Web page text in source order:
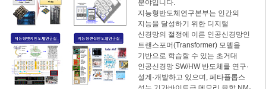
분야입니다.
지능형반도체연구본부는 인간의
지능을 달성하기 위한 디지털
신경망의 절정에 이른 인공신경망인
트랜스포머(Transformer) 모델을
기반으로 학습할 수 있는 초거대
인공신경망 SW/HW 반도체를 연구·
설계·개발하고 있으며, 페타플롭스